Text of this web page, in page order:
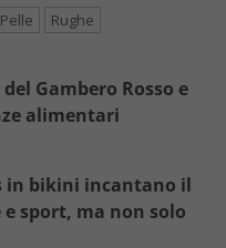
Pelle Rughe
Gambero Rosso e
alimentari
in bikini incantano il
sport, ma non solo